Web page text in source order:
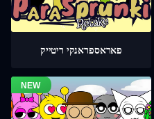
פאראספראנקי ריטייק